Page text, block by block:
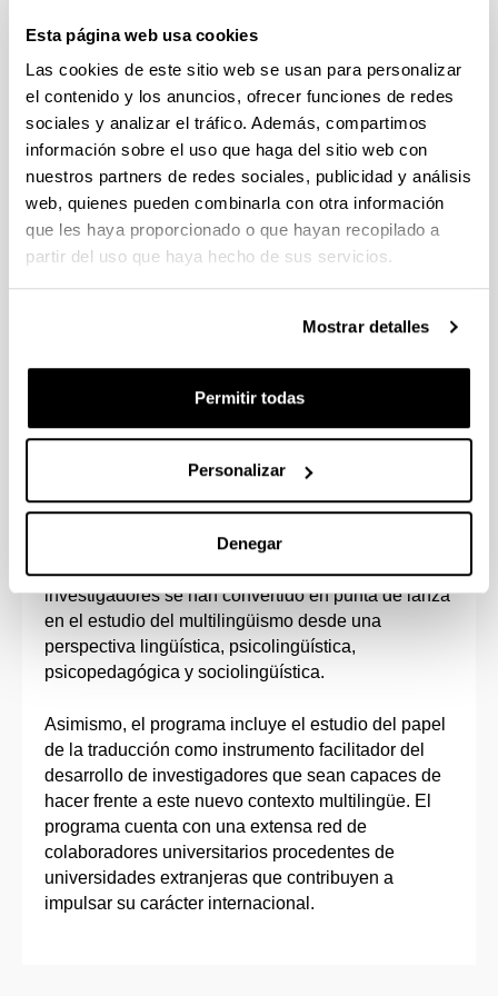
Esta página web usa cookies
Las cookies de este sitio web se usan para personalizar
el contenido y los anuncios, ofrecer funciones de redes
sociales y analizar el tráfico. Además, compartimos
información sobre el uso que haga del sitio web con
nuestros partners de redes sociales, publicidad y análisis
web, quienes pueden combinarla con otra información
que les haya proporcionado o que hayan recopilado a
partir del uso que haya hecho de sus servicios.
Mostrar detalles
Permitir todas
Personalizar
Denegar
Lenguas en Contextos
Multilingües
globalizado en el que el multilingüismo se ha
convertido en la norma en la esfera social en
general y en los ámbitos educativo y laboral en
en contextos multilingües se ha erigido en uno de
los ámbitos de investigación con mayor vitalidad en
En la vanguardia de este campo de investigación
se encuentra este programa de doctorado, cuyos
investigadores se han convertido en punta de lanza
en el estudio del multilingüismo desde una
perspectiva lingüística, psicolingüística,
psicopedagógica y sociolingüística.
Asimismo, el programa incluye el estudio del papel
de la traducción como instrumento facilitador del
desarrollo de investigadores que sean capaces de
hacer frente a este nuevo contexto multilingüe. El
programa cuenta con una extensa red de
colaboradores universitarios procedentes de
universidades extranjeras que contribuyen a
impulsar su carácter internacional.